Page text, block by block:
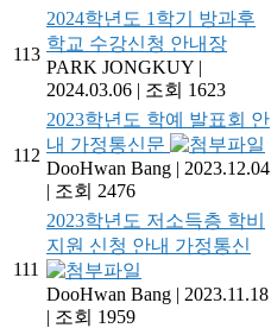
113
2024학년도 1학기 방과후
학교 수강신청 안내장
PARK JONGKUY |
2024.03.06 | 조회 1623
112
2023학년도 학예 발표회 안
내 가정통신문
DooHwan Bang | 2023.12.04
| 조회 2476
111
2023학년도 저소득층 학비
지원 신청 안내 가정통신
DooHwan Bang | 2023.11.18
| 조회 1959